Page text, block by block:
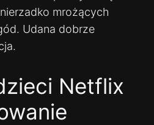
mrożących
Udana dobrze
Netflix